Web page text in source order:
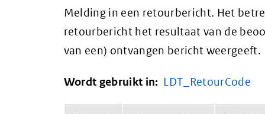
Melding in een retourbericht. Het
retourbericht het resultaat van de
van een) ontvangen bericht weergeeft.
Wordt gebruikt in: LDT_RetourCode